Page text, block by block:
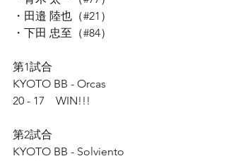
・田邉 陸也（#21）
・下田 忠至（#84）
第1試合
KYOTO BB - Orcas
20 - 17　WIN!!!
第2試合
KYOTO BB - Solviento